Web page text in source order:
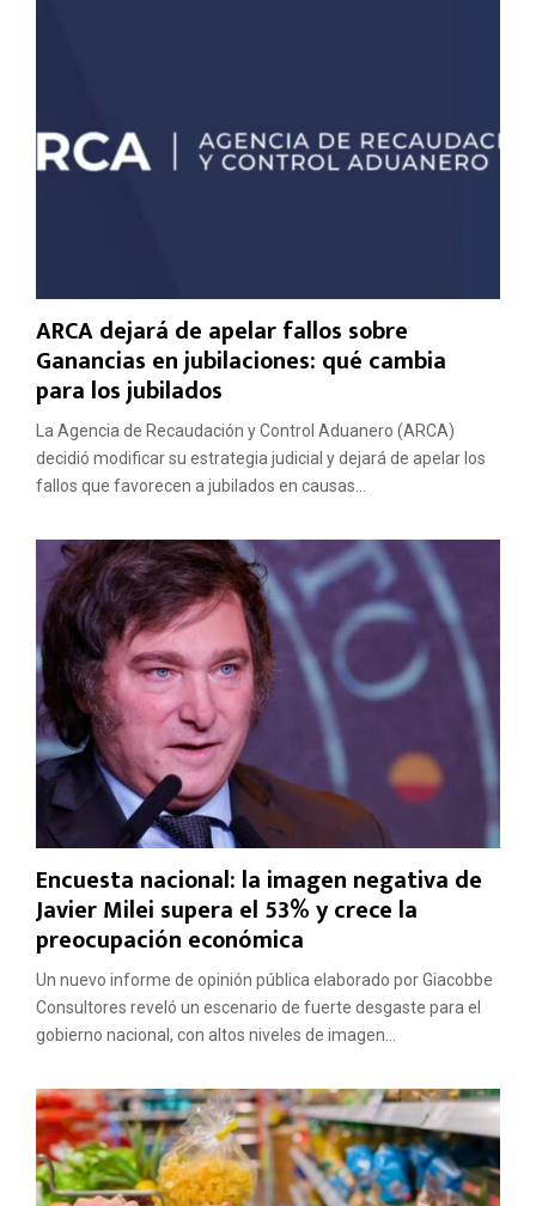
ARCA dejará de apelar fallos sobre
Ganancias en jubilaciones: qué cambia
para los jubilados
La Agencia de Recaudación y Control Aduanero (ARCA)
decidió modificar su estrategia judicial y dejará de apelar los
fallos que favorecen a jubilados en causas...
Encuesta nacional: la imagen negativa de
Javier Milei supera el 53% y crece la
preocupación económica
Un nuevo informe de opinión pública elaborado por Giacobbe
Consultores reveló un escenario de fuerte desgaste para el
gobierno nacional, con altos niveles de imagen...